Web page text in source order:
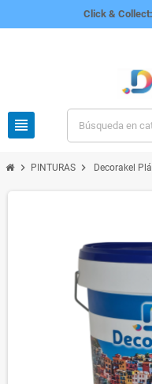
Click & Collect:
view_headline
chevron_right PINTURAS chevron_right Decorakel